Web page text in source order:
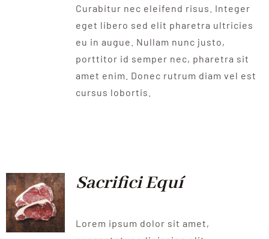
Curabitur nec eleifend risus. Integer
eget libero sed elit pharetra ultricies
eu in augue. Nullam nunc justo,
porttitor id semper nec, pharetra sit
amet enim. Donec rutrum diam vel est
cursus lobortis.
Sacrifici Equí
Lorem ipsum dolor sit amet,